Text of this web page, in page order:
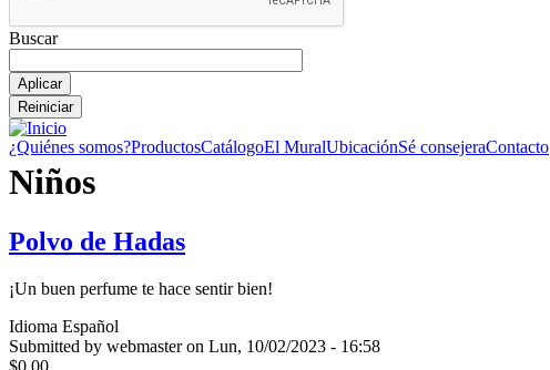
Buscar
¿Quiénes somos?ProductosCatálogoEl MuralUbicaciónSé consejeraContacto
Niños
Polvo de Hadas
¡Un buen perfume te hace sentir bien!
Idioma Español
Submitted by webmaster on Lun, 10/02/2023 - 16:58
$0.00